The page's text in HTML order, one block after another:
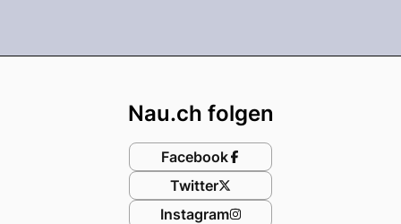
Nau.ch folgen
Facebook
Twitter
Instagram